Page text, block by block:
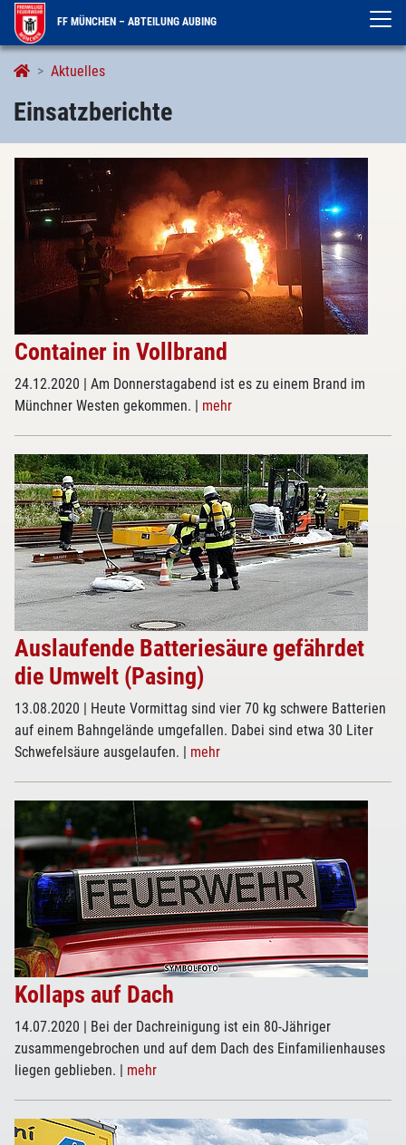
FF MÜNCHEN – ABTEILUNG AUBING
Aktuelles
Einsatzberichte
Einsatzberichte
Container in Vollbrand
24.12.2020 | Am Donnerstagabend ist es zu einem Brand im
Münchner Westen gekommen. | mehr
Auslaufende Batteriesäure gefährdet
die Umwelt (Pasing)
13.08.2020 | Heute Vormittag sind vier 70 kg schwere Batterien
auf einem Bahngelände umgefallen. Dabei sind etwa 30 Liter
Schwefelsäure ausgelaufen. | mehr
Kollaps auf Dach
14.07.2020 | Bei der Dachreinigung ist ein 80-Jähriger
zusammengebrochen und auf dem Dach des Einfamilienhauses
liegen geblieben. | mehr